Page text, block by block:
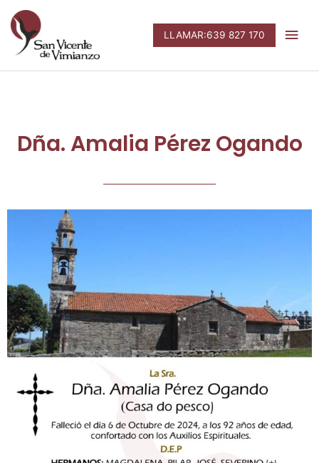
contenido
LLAMAR:639 827 170
Dña. Amalia Pérez Ogando